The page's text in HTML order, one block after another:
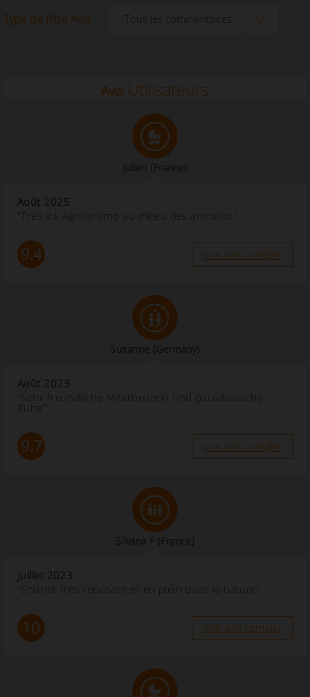
Type de filtre Avis
Avis Utilisateurs
Julien (France)
Août 2025
“Très joli Agriturismo au milieu des animaux,”
9.4 Voir avis complet
Susanne (Germany)
Août 2023
“Sehr freundliche Mitarbeiterin und paradiesische
Ruhe”
9.7 Voir avis complet
Silvana F (France)
Juillet 2023
“Endroit très reposant et en plein dans la nature”
10 Voir avis complet